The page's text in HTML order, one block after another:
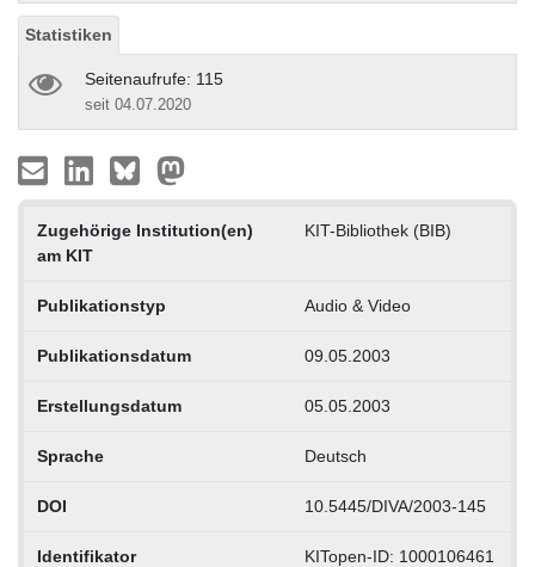
Statistiken
Seitenaufrufe: 115
seit 04.07.2020
Zugehörige Institution(en)
am KIT
KIT-Bibliothek (BIB)
Publikationstyp Audio & Video
Publikationsdatum 09.05.2003
Erstellungsdatum 05.05.2003
Sprache Deutsch
DOI 10.5445/DIVA/2003-145
Identifikator KITopen-ID: 1000106461